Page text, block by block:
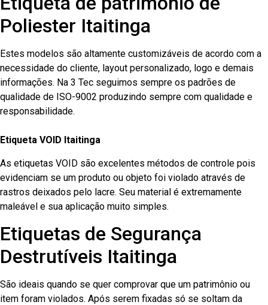
Poliester Itaitinga
Estes modelos são altamente customizáveis de acordo com a
necessidade do cliente, layout personalizado, logo e demais
informações. Na 3 Tec seguimos sempre os padrões de
qualidade de ISO-9002 produzindo sempre com qualidade e
responsabilidade.
Etiqueta VOID Itaitinga
As etiquetas VOID são excelentes métodos de controle pois
evidenciam se um produto ou objeto foi violado através de
rastros deixados pelo lacre. Seu material é extremamente
maleável e sua aplicação muito simples.
Etiquetas de Segurança
Destrutíveis Itaitinga
São ideais quando se quer comprovar que um patrimônio ou
item foram violados. Após serem fixadas só se soltam da